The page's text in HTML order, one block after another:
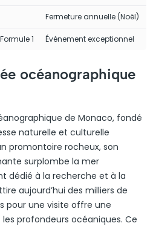
Fermeture annuelle (Noël)
1 Événement exceptionnel
océanographique
de Monaco, fondé
naturelle et culturelle
promontoire rocheux, son
surplombe la mer
dédié à la recherche et à la
aujourd’hui des milliers de
pour une visite offre une
profondeurs océaniques. Ce